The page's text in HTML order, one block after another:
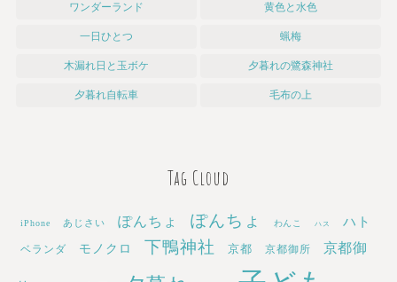
ワンダーランド 黄色と水色
一日ひとつ 蝋梅
木漏れ日と玉ボケ 夕暮れの鷺森神社
夕暮れ自転車 毛布の上
Tag Cloud
iPhone あじさい ぽんちょ ぽんちょ わんこ ハス ハト
ベランダ モノクロ 下鴨神社 京都 京都御所 京都御